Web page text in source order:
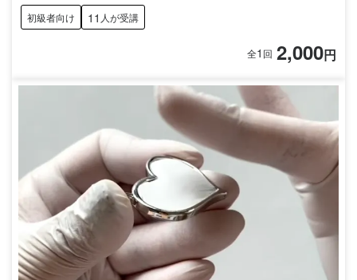
初級者向け 11 人が受講
全1 回 2,000円